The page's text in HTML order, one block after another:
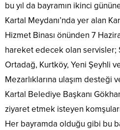
bu yıl da bayramın ikinci
Kartal Meydanı’nda yer alan
Hizmet Binası önünden 7
hareket edecek olan servisler;
Ortadağ, Kurtköy, Yeni Şeyhli
Mezarlıklarına ulaşım desteği
Kartal Belediye Başkanı
ziyaret etmek isteyen
Her bayramda olduğu gibi bu